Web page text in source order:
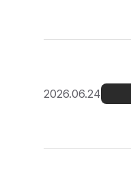
2026.06.24